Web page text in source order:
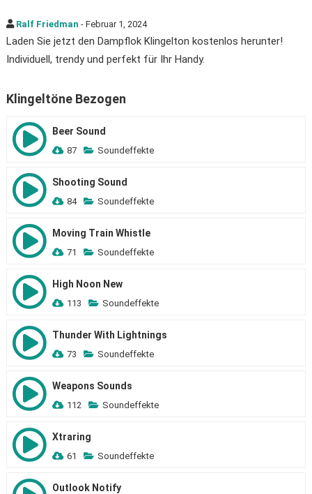
Ralf Friedman - Februar 1, 2024
Laden Sie jetzt den Dampflok Klingelton kostenlos herunter!
Individuell, trendy und perfekt für Ihr Handy.
Klingeltöne Bezogen
Beer Sound
87 Soundeffekte
Shooting Sound
84 Soundeffekte
Moving Train Whistle
71 Soundeffekte
High Noon New
113 Soundeffekte
Thunder With Lightnings
73 Soundeffekte
Weapons Sounds
112 Soundeffekte
Xtraring
61 Soundeffekte
Outlook Notify